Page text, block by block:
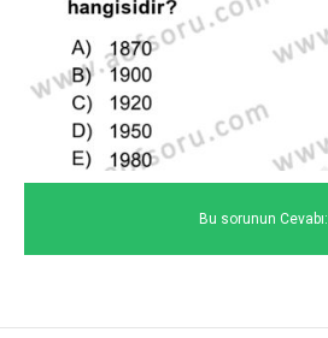
Bu sorunun Cevabı: